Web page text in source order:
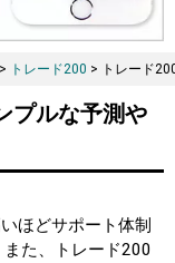
> トレード200 > トレード
プルな予測や
ほどサポート体制
た、トレード200